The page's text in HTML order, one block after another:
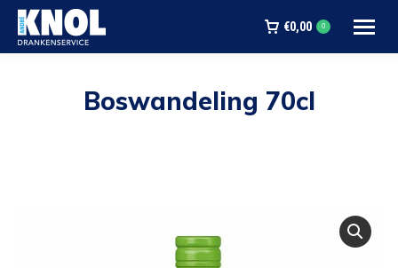
€0,00 0
Boswandeling 70cl